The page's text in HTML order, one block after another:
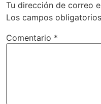
Tu dirección de correo
Los campos
Comentario *